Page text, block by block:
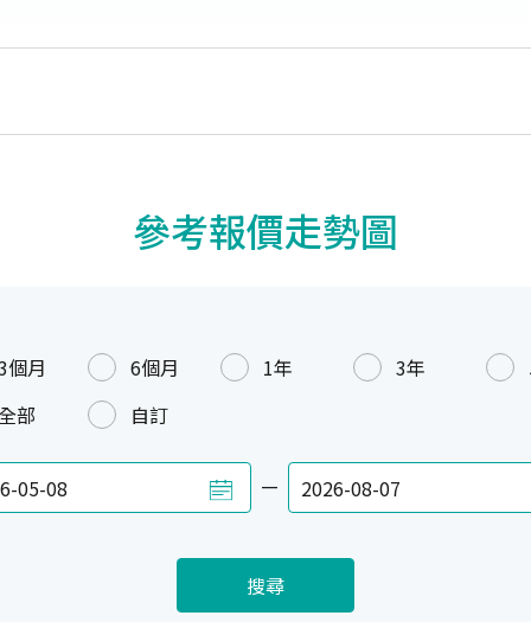
參考報價走勢圖
個月 6個月 1年 3年
部
自訂
—
搜尋